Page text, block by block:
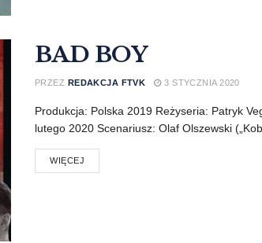
BAD BOY
PRZEZ REDAKCJA FTVK 3 STYCZNIA 2020
Produkcja: Polska 2019 Reżyseria: Patryk
lutego 2020 Scenariusz: Olaf Olszewski
WIĘCEJ